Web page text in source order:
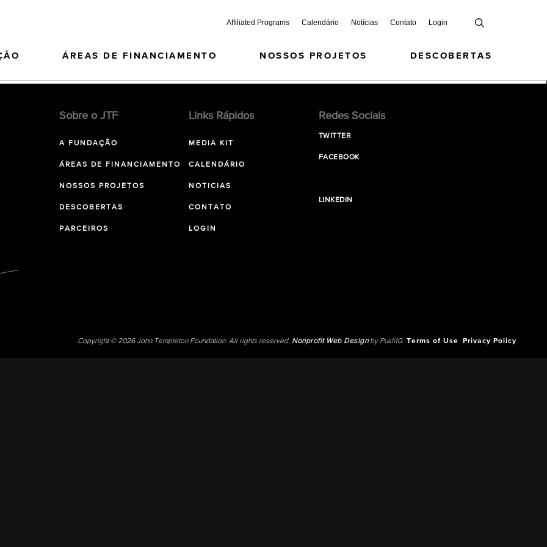
Affiliated Programs Calendário Notícias Contato Login
ÁREAS DE FINANCIAMENTO NOSSOS PROJETOS DESCOBERTAS
Sobre o JTF
A FUNDAÇÃO
ÁREAS DE FINANCIAMENTO
NOSSOS PROJETOS
DESCOBERTAS
PARCEIROS
Links Rápidos
MEDIA KIT
CALENDÁRIO
NOTICIAS
CONTATO
LOGIN
Redes Sociais
TWITTER
FACEBOOK
LINKEDIN
Copyright © 2026 John Templeton Foundation. All rights reserved. Nonprofit Web Designby Push10. Terms of Use Privacy Policy